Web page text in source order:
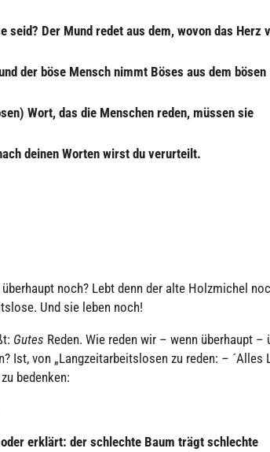
Der Mund redet aus dem, wovon das Herz
der böse Mensch nimmt Böses aus dem bösen
Wort, das die Menschen reden, müssen sie
deinen Worten wirst du ver­ur­teilt.
noch? Lebt denn der alte Holz­mi­chel
Und sie leben noch!
Gutes Reden. Wie reden wir – wenn über­haupt –
Ist, von „Lang­zeit­ar­beits­lo­sen zu reden: – ´Alles
bedenken:
erklärt: der schlechte Baum trägt schlechte